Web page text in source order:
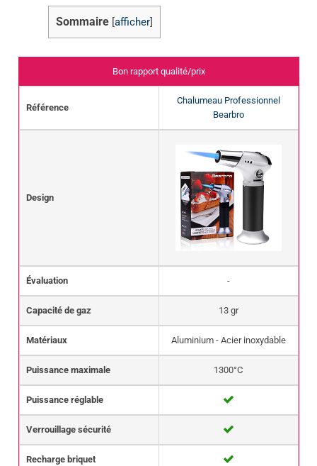
Sommaire afficher
Bon rapport qualité/prix
Référence
Chalumeau Professionnel
Bearbro
Design
Évaluation -
Capacité de gaz 13 gr
Matériaux Aluminium - Acier inoxydable
Puissance maximale 1300°C
Puissance réglable
Verrouillage sécurité
Recharge briquet